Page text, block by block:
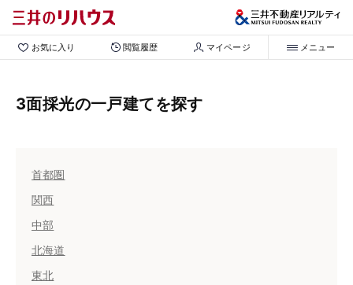
お気に入り 閲覧履歴 マイページ メニュー
3面採光の一戸建てを探す
首都圏
関西
中部
北海道
東北